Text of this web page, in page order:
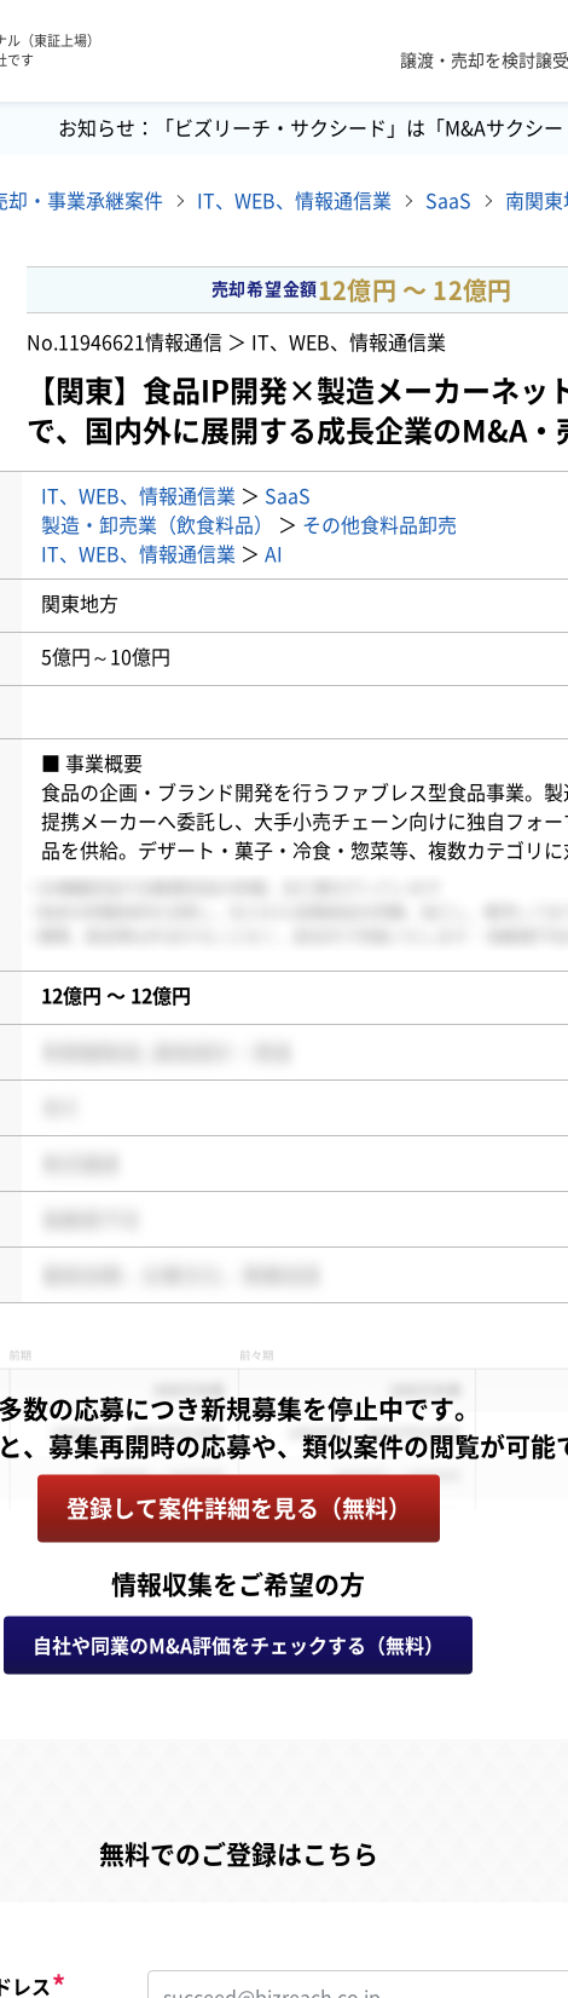
ル（東証上場）
です
譲渡・売却を検討譲
お知らせ：「ビズリーチ・サクシード」は「M&Aサクシ
却・事業承継案件 IT、WEB、情報通信業 SaaS
売却希望金額 12億円 〜 12億円
No.11946621 情報通信 ＞ IT、WEB、情報通信業
【関東】食品IP開発×製造メーカーネッ
で、国内外に展開する成長企業のM&A・
IT、WEB、情報通信業 ＞ SaaS
製造・卸売業（飲食料品）
＞ その他食料品卸売
IT、WEB、情報通信業 ＞ AI
関東地方
5億円～10億円
■ 事業概要
食品の企画・ブランド開発を行うファブレス型食品事業。製
提携メーカーへ委託し、大手小売チェーン向けに独自フォー
品を供給。デザート・菓子・冷食・惣菜等、複数カテゴリに
12億円 〜 12億円
多数の応募につき新規募集を停止中です。
登録して案件詳細を見る（無料）
情報収集をご希望の方
自社や同業のM&A評価をチェックする（無料）
無料でのご登録はこちら
レス